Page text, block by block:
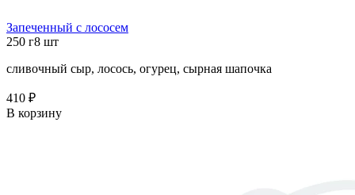
Запеченный с лососем
250 г8 шт
сливочный сыр, лосось, огурец, сырная шапочка
410 ₽
В корзину